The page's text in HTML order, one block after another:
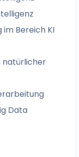
im Bereich KI
natürlicher
Data